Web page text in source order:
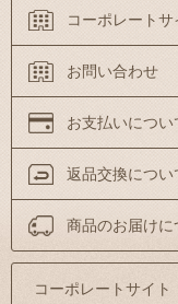
コーポレートサ
お問い合わせ
お支払いについ
返品交換につい
商品のお届けに
コーポレートサイト